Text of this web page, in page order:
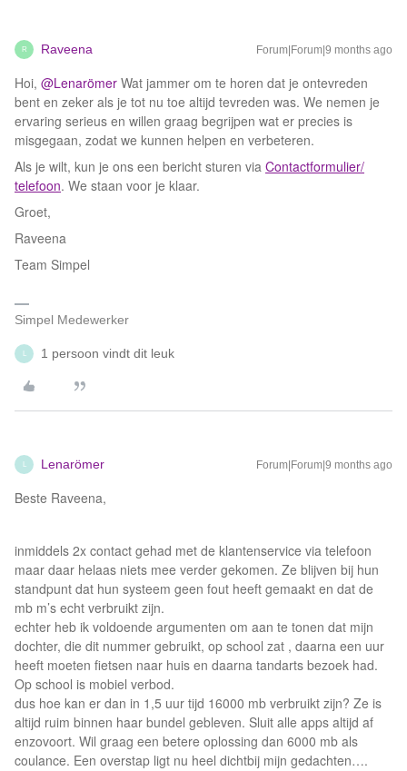
R Raveena Forum|Forum|9 months ago
Hoi, ​ @Lenarömer Wat jammer om te horen dat je ontevreden
bent en zeker als je tot nu toe altijd tevreden was. We nemen je
ervaring serieus en willen graag begrijpen wat er precies is
misgegaan, zodat we kunnen helpen en verbeteren.
Als je wilt, kun je ons een bericht sturen via Contactformulier/
telefoon. We staan voor je klaar.
Groet,
Raveena
Team Simpel
Simpel Medewerker
L 1 persoon vindt dit leuk
L Lenarömer Forum|Forum|9 months ago
Beste Raveena,
inmiddels 2x contact gehad met de klantenservice via telefoon
maar daar helaas niets mee verder gekomen. Ze blijven bij hun
standpunt dat hun systeem geen fout heeft gemaakt en dat de
mb m’s echt verbruikt zijn.
echter heb ik voldoende argumenten om aan te tonen dat mijn
dochter, die dit nummer gebruikt, op school zat , daarna een uur
heeft moeten fietsen naar huis en daarna tandarts bezoek had.
Op school is mobiel verbod.
dus hoe kan er dan in 1,5 uur tijd 16000 mb verbruikt zijn? Ze is
altijd ruim binnen haar bundel gebleven. Sluit alle apps altijd af
enzovoort. Wil graag een betere oplossing dan 6000 mb als
coulance. Een overstap ligt nu heel dichtbij mijn gedachten….